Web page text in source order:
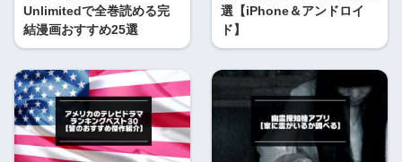
Unlimitedで全巻読める完
結漫画おすすめ25選
選【iPhone＆アンドロイ
ド】